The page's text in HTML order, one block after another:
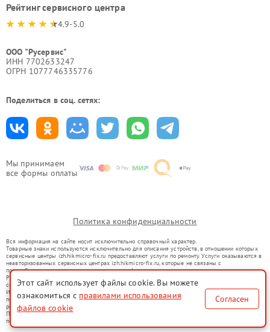
Мы принимаем
все формы оплаты
Рейтинг сервисного центра
4.9-5.0
ООО "Русервис"
ИНН 7702633247
ОГРН 1077746335776
Поделиться в соц. сетях:
Политика конфиденциальности
Вся информация на сайте носит исключительно справочный характер.
Товарные знаки используются исключительно для описания устройств, в отношении которых
сервисные центры izh.hikmicro-fix.ru предоставляют услуги по ремонту. Услуги оказываются в
неавторизованных сервисных центрах izh.hikmicro-fix.ru, которые не связаны с
правообладателями товарных знаков или их официальными представителями.
Ремонт осуществляется для устройств, уже введенных в гражданский оборот в соответствии
со статьей 1487 ГК РФ.
Использование товарных знаков не преследует цели индивидуализации услуг или введения
потребителей в заблуждение, а служит для информирования о предоставляемых услугах по
ремонту техники указанных брендов.
Представленная на сайте информация не является публичной офертой, определяемой
положениями Статьи 437(2) Гражданского кодекса РФ
Этот сайт использует файлы cookie. Вы можете
ознакомиться с правилами использования
файлов cookie
Согласен